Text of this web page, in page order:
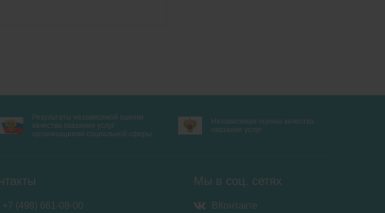
Результаты независимой оценки
качества оказания услуг
организациями социальной сферы
Независимая оценка качества
оказания услуг
+7 (498) 661-08-00
Мы в соц. сетях
ВКонтакте